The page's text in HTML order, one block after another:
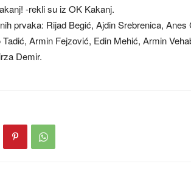
-rekli su iz OK Kakanj.
prvaka: Rijad Begić, Ajdin Srebrenica,
Armin Fejzović, Edin Mehić, Armin
Demir.